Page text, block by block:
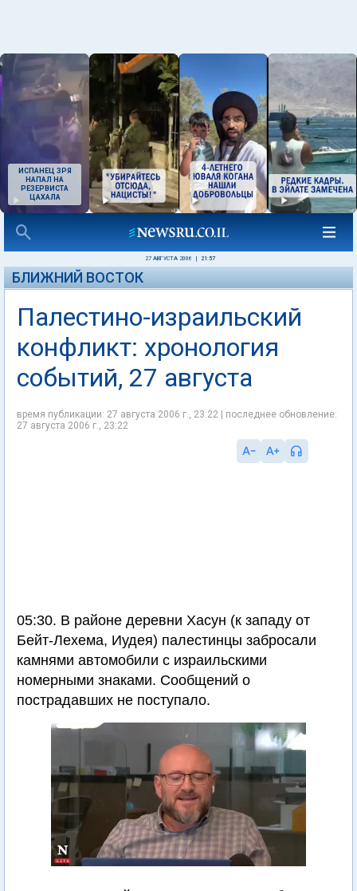
ИСПАНЕЦ ЗРЯ
НАПАЛ НА
РЕЗЕРВИСТА
ЦАХАЛА
27 АВГУСТА 2006 21:57
БЛИЖНИЙ ВОСТОК
Палестино-израильский
конфликт: хронология
событий, 27 августа
время публикации: 27 августа 2006 г., 23:22 | последнее обновление:
27 августа 2006 г., 23:22
05:30. В районе деревни Хасун (к западу от
Бейт-Лехема, Иудея) палестинцы забросали
камнями автомобили с израильскими
номерными знаками. Сообщений о
пострадавших не поступало.